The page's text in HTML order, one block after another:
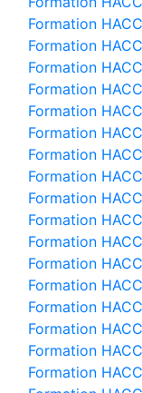
Formation
Formation
Formation
Formation
Formation
Formation
Formation
Formation
Formation
Formation
Formation
Formation
Formation
Formation
Formation
Formation
Formation